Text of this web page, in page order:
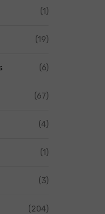
(1)
(19)
(6)
(67)
(4)
(1)
(3)
(204)